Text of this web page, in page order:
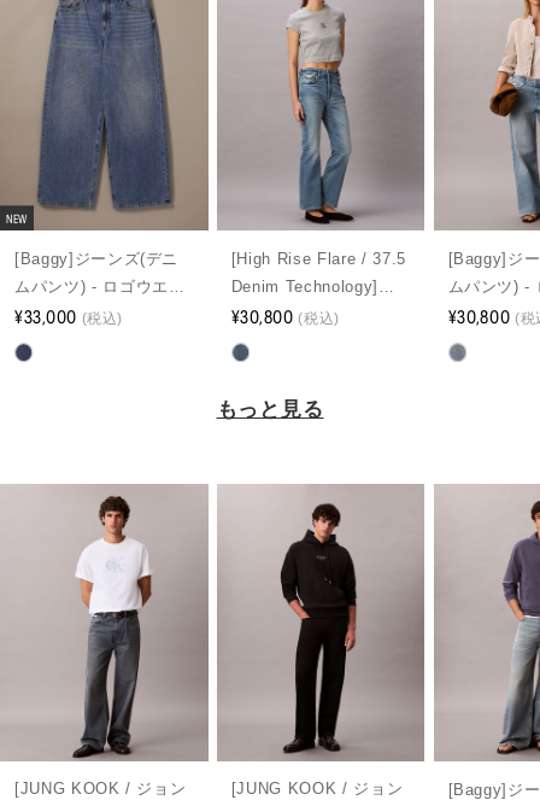
NEW
[Baggy]ジーンズ(デニ
ムパンツ) - ロゴウエス
トバンドローライズバ
ギーデニムパンツ
¥33,000 (税込)
[High Rise Flare / 37.5
Denim Technology]ジ
ーンズ(デニムパンツ) -
ハイライズフレアジー
¥30,800(税込)
[Baggy]ジ
ムパンツ) -
バギーフレ
ーター
¥30,800(税
もっと見る
[JUNG KOOK / ジョン
[JUNG KOOK / ジョン
[Baggy]ジ